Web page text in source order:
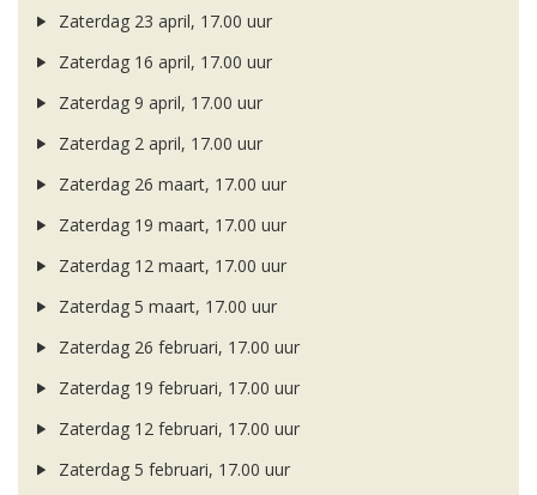
Zaterdag 23 april, 17.00 uur
Zaterdag 16 april, 17.00 uur
Zaterdag 9 april, 17.00 uur
Zaterdag 2 april, 17.00 uur
Zaterdag 26 maart, 17.00 uur
Zaterdag 19 maart, 17.00 uur
Zaterdag 12 maart, 17.00 uur
Zaterdag 5 maart, 17.00 uur
Zaterdag 26 februari, 17.00 uur
Zaterdag 19 februari, 17.00 uur
Zaterdag 12 februari, 17.00 uur
Zaterdag 5 februari, 17.00 uur